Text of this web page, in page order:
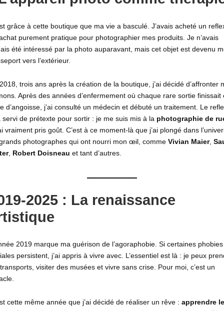
grâce à cette boutique que ma vie a basculé. J’avais acheté un
purement pratique pour photographier mes produits. Je n’avais
été intéressé par la photo auparavant, mais cet objet est devenu
vers l’extérieur.
trois ans après la création de la boutique, j’ai décidé d’affronter
Après des années d’enfermement où chaque rare sortie finissait
d’angoisse, j’ai consulté un médecin et débuté un traitement. Le
servi de prétexte pour sortir : je me suis mis à la photographie de
vraiment pris goût. C’est à ce moment-là que j’ai plongé dans
photographes qui ont nourri mon œil, comme Vivian Maier,
, Robert Doisneau et tant d’autres.
2025 : La renaissance
2019 marque ma guérison de l’agoraphobie. Si certaines phobies
persistent, j’ai appris à vivre avec. L’essentiel est là : je peux
visiter des musées et vivre sans crise. Pour moi, c’est un
cette même année que j’ai décidé de réaliser un rêve : apprendre le